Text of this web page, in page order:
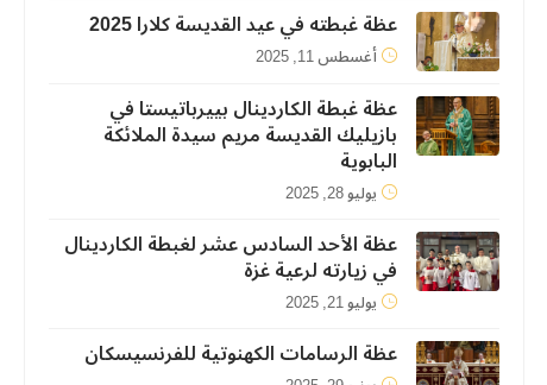
عظة غبطته في عيد القديسة كلارا 2025
أغسطس 11, 2025
عظة غبطة الكاردينال بييرباتيستا في
بازيليك القديسة مريم سيدة الملائكة
البابوية
يوليو 28, 2025
عظة الأحد السادس عشر لغبطة الكاردينال
في زيارته لرعية غزة
يوليو 21, 2025
عظة الرسامات الكهنوتية للفرنسيسكان